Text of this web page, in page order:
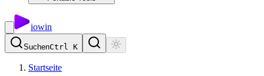
iowin
SuchenCtrl K
Startseite